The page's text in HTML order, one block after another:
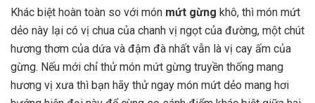
Khác biệt hoàn toàn so với món mứt gừng khô, thì món mứt
dẻo này lại có vị chua của chanh vị ngọt của đường, một chút
hương thơm của dứa và đậm đà nhất vẫn là vị cay ấm của
gừng. Nếu mới chỉ thử món mứt gừng truyền thống mang
hương vị xưa thì bạn hãy thử ngay món mứt dẻo mang hơi